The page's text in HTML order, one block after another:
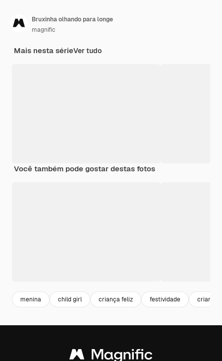
Bruxinha olhando para longe
magnific
Mais nesta sérieVer tudo
Você também pode gostar destas fotos
menina child girl criança feliz festividade criança